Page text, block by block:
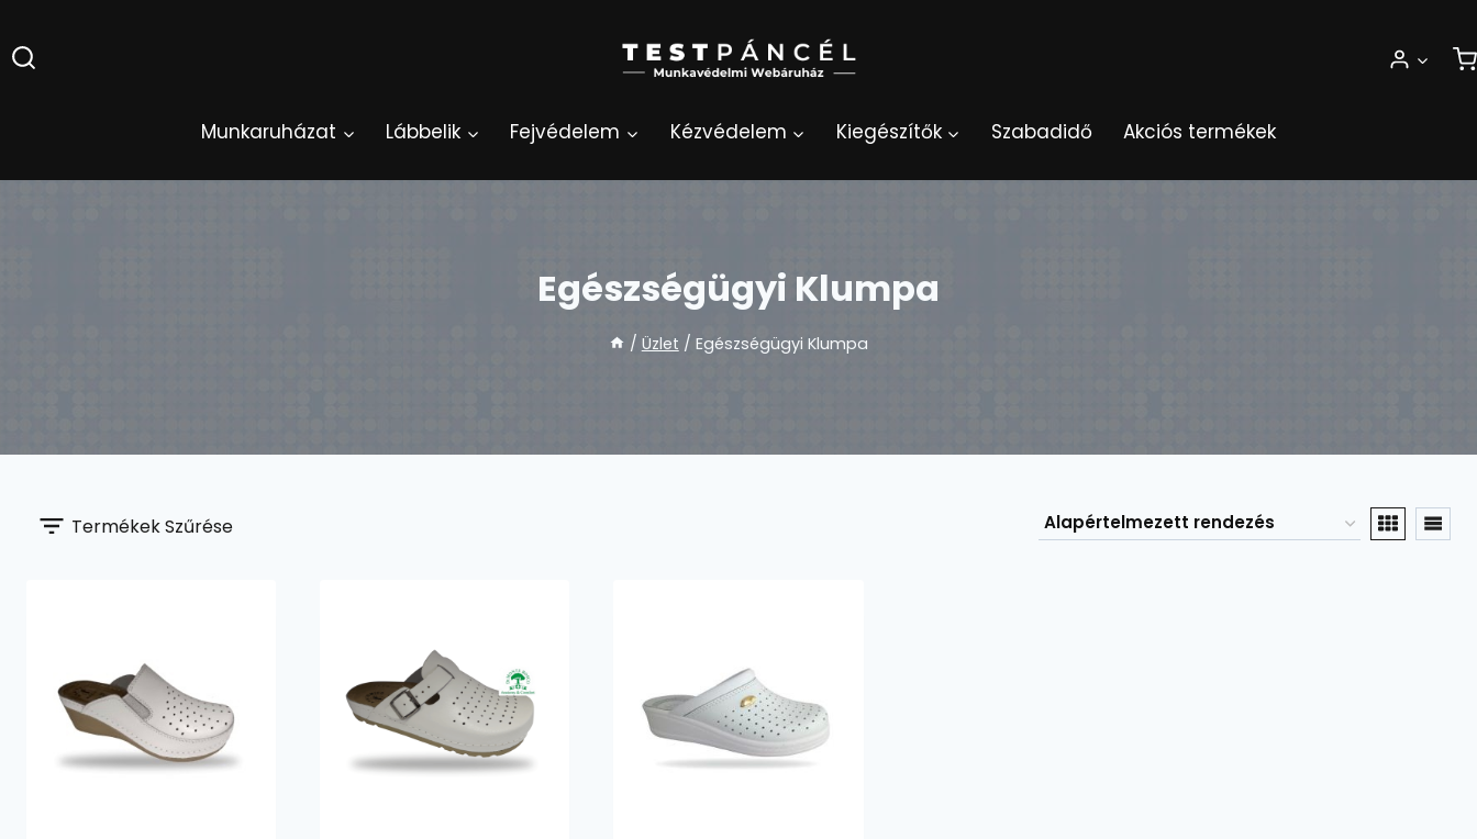
to
content
Munkaruházat Lábbelik Fejvédelem Kézvédelem Kiegészítők Szabadidő Akciós termékek
Egészségügyi Klumpa
/ Üzlet / Egészségügyi Klumpa
Termékek Szűrése